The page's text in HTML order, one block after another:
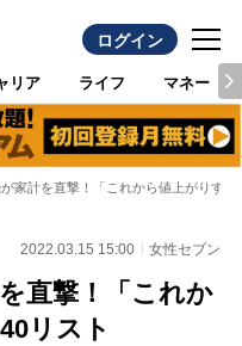
ログイン
リア ライフ マネー
家計を直撃！「これから値上がりする
2022.03.15 15:00 女性セブン
直撃！「これか
リスト